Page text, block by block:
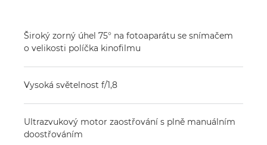
Široký zorný úhel 75° na fotoaparátu se snímačem
o velikosti políčka kinofilmu
Vysoká světelnost f/1,8
Ultrazvukový motor zaostřování s plně manuálním
doostřováním